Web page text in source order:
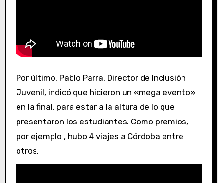
Por último, Pablo Parra, Director de Inclusión
Juvenil, indicó que hicieron un «mega evento»
en la final, para estar a la altura de lo que
presentaron los estudiantes. Como premios,
por ejemplo , hubo 4 viajes a Córdoba entre
otros.